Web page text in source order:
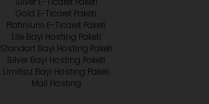
Gold E-Ticaret Paketi
Platinium E-Ticaret Paketi
Lite Bayi Hosting Paketi
Standart Bayi Hosting Paketi
Silver Bayi Hosting Paketi
Limitsiz Bayi Hosting Paketi
Mail Hosting